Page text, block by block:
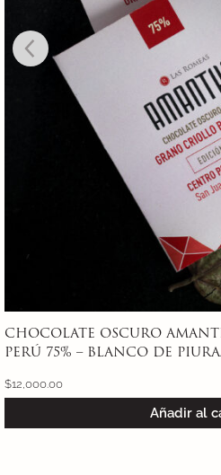
CHOCOLATE OSCURO
PERÚ 75% – BLANCO DE
$12,000.00
Añadir al